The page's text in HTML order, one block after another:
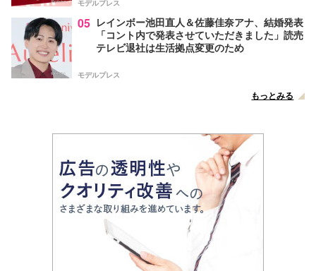
モデルプレス
05 レインボー池田直人＆佐藤佳奈アナ、結婚発表
「コント内で発表させていただきました」読売
テレビ退社は生活拠点変更のため
モデルプレス
もっとみる